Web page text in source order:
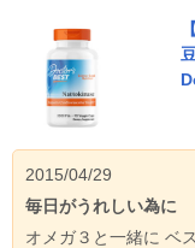
2015/04/29
毎日がうれしい為に
オメガ３と一緒に ベ